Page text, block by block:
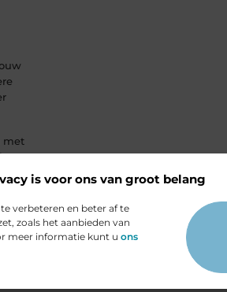
is voor ons van groot belang
verbeteren en beter af te
zoals het aanbieden van
meer informatie kunt u ons
met